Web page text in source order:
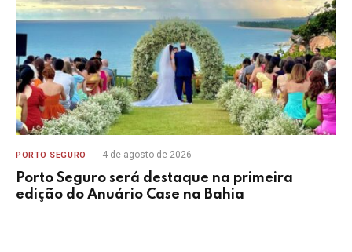
PORTO SEGURO 4 de agosto de 2026
Porto Seguro será destaque na primeira
edição do Anuário Case na Bahia